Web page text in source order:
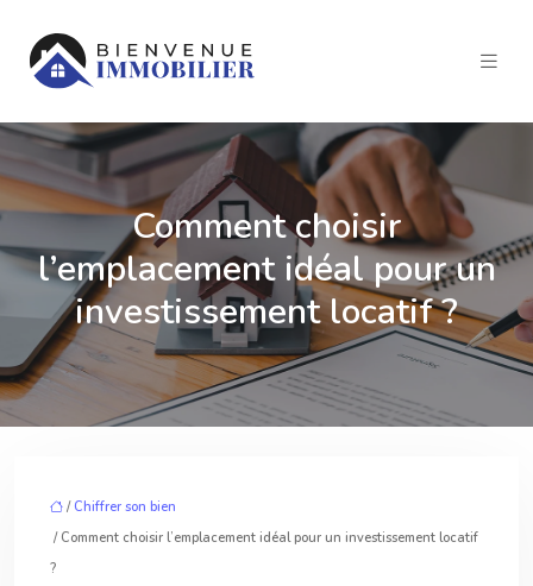
Comment choisir
l’emplacement idéal pour un
investissement locatif ?
/ Chiffrer son bien
/ Comment choisir l’emplacement idéal pour un investissement locatif
?